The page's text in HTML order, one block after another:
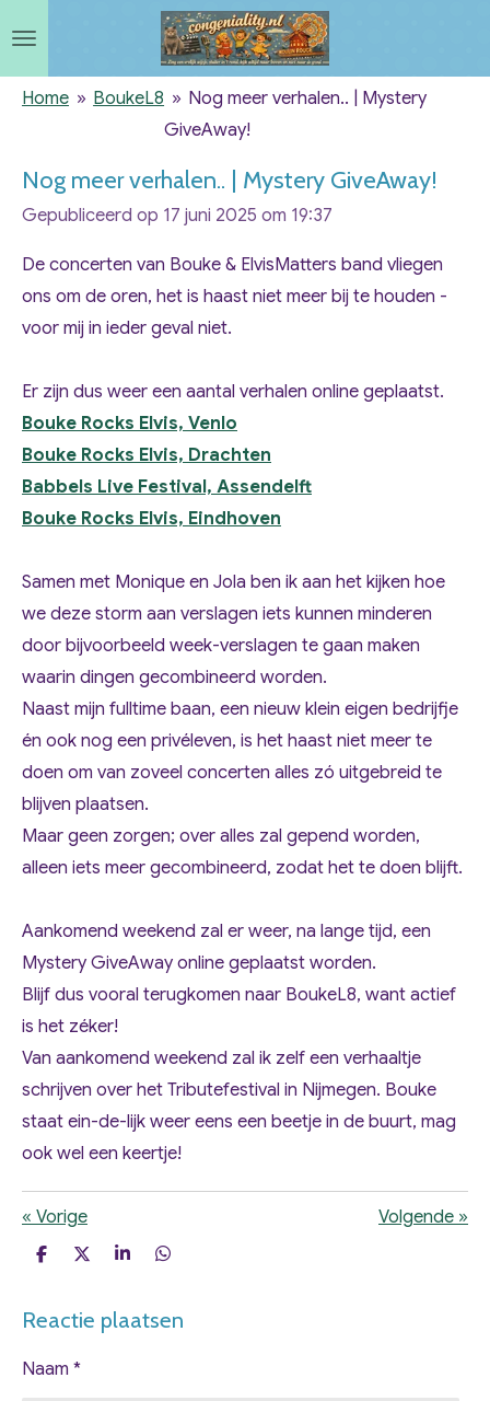
naar
Home » BoukeL8 » Nog meer verhalen.. | Mystery
GiveAway!
Nog meer verhalen.. | Mystery GiveAway!
Gepubliceerd op 17 juni 2025 om 19:37
De concerten van Bouke & ElvisMatters band vliegen
ons om de oren, het is haast niet meer bij te houden -
voor mij in ieder geval niet.
Er zijn dus weer een aantal verhalen online geplaatst.
Bouke Rocks Elvis, Venlo
Bouke Rocks Elvis, Drachten
Babbels Live Festival, Assendelft
Bouke Rocks Elvis, Eindhoven
Samen met Monique en Jola ben ik aan het kijken hoe
we deze storm aan verslagen iets kunnen minderen
door bijvoorbeeld week-verslagen te gaan maken
waarin dingen gecombineerd worden.
Naast mijn fulltime baan, een nieuw klein eigen bedrijfje
én ook nog een privéleven, is het haast niet meer te
doen om van zoveel concerten alles zó uitgebreid te
blijven plaatsen.
Maar geen zorgen; over alles zal gepend worden,
alleen iets meer gecombineerd, zodat het te doen blijft.
Aankomend weekend zal er weer, na lange tijd, een
Mystery GiveAway online geplaatst worden.
Blijf dus vooral terugkomen naar BoukeL8, want actief
is het zéker!
Van aankomend weekend zal ik zelf een verhaaltje
schrijven over het Tributefestival in Nijmegen. Bouke
staat ein-de-lijk weer eens een beetje in de buurt, mag
ook wel een keertje!
« Vorige Volgende »
D
e
n
D
l
S
r
e
D
e
n
Reactie plaatsen
Naam *